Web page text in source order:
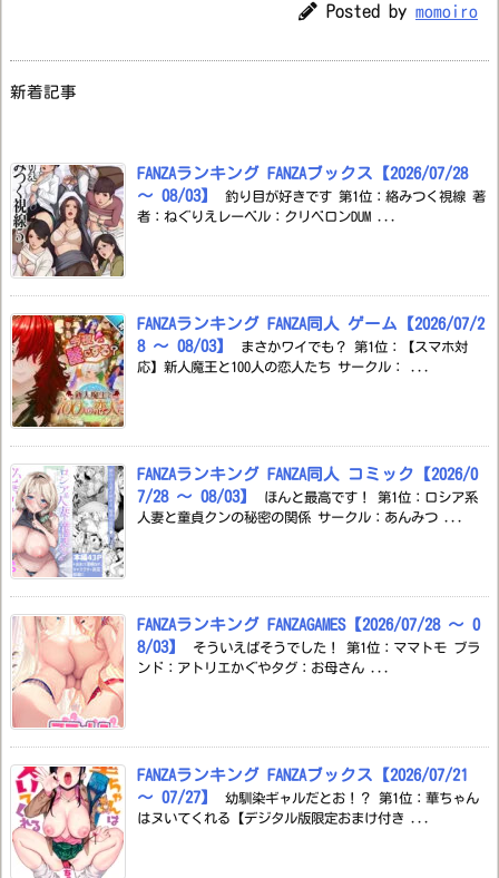
Posted by momoiro
新着記事
FANZAランキング FANZAブックス【2026/07/28
～ 08/03】
釣り目が好きです 第1位：絡みつく視線 著
者：ねぐりえレーベル：クリベロンDUM ...
FANZAランキング FANZA同人 ゲーム【2026/07/2
8 ～ 08/03】
まさかワイでも？ 第1位：【スマホ対
応】新人魔王と100人の恋人たち サークル： ...
FANZAランキング FANZA同人 コミック【2026/0
7/28 ～ 08/03】
ほんと最高です！ 第1位：ロシア系
人妻と童貞クンの秘密の関係 サークル：あんみつ ...
FANZAランキング FANZAGAMES【2026/07/28 ～ 0
8/03】
そういえばそうでした！ 第1位：ママトモ ブラ
ンド：アトリエかぐやタグ：お母さん ...
FANZAランキング FANZAブックス【2026/07/21
～ 07/27】
幼馴染ギャルだとお！？ 第1位：華ちゃん
はヌいてくれる【デジタル版限定おまけ付き ...